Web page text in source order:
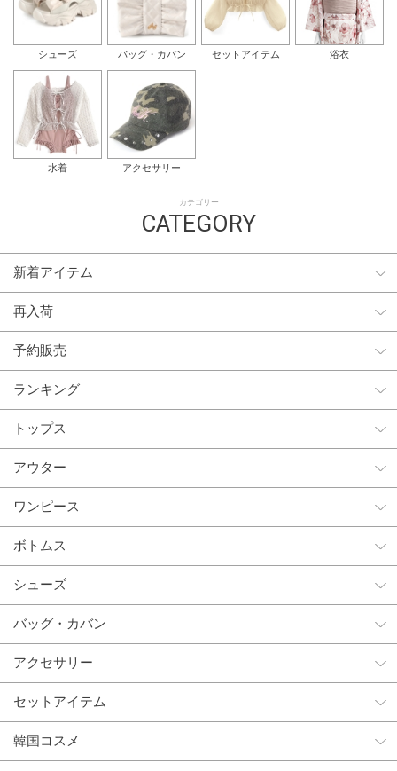
シューズ バッグ・カバン セットアイテム 浴衣
水着 アクセサリー
カテゴリー
CATEGORY
新着アイテム
再入荷
予約販売
ランキング
トップス
アウター
ワンピース
ボトムス
シューズ
バッグ・カバン
アクセサリー
セットアイテム
韓国コスメ